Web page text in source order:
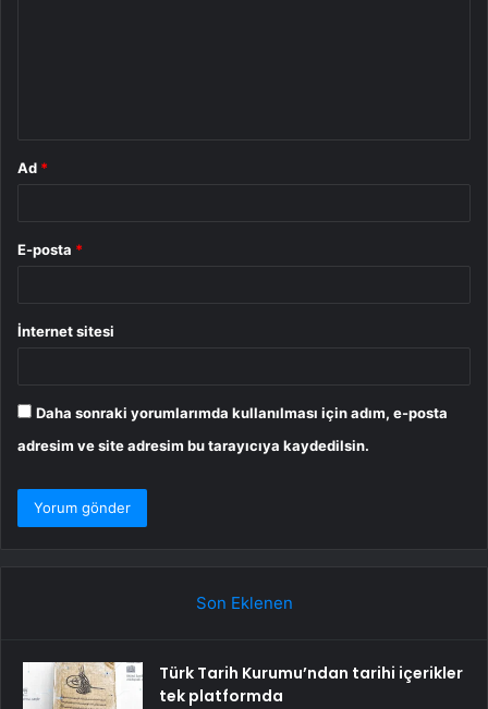
Ad *
E-posta *
İnternet sitesi
Daha sonraki yorumlarımda kullanılması için adım, e-posta
adresim ve site adresim bu tarayıcıya kaydedilsin.
Son Eklenen
Türk Tarih Kurumu’ndan tarihi içerikler
tek platformda